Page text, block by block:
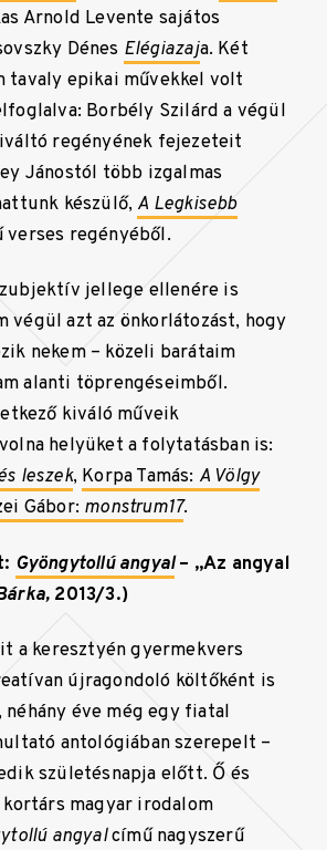
Arnold Levente sajátos
Dénes Elégiazaja. Két
tavaly epikai művekkel volt
Borbély Szilárd a végül
regényének fejezeteit
Jánostól több izgalmas
készülő, A Legkisebb
verses regényéből.
jellege ellenére is
végül azt az önkorlátozást, hogy
nekem – közeli barátaim
alanti töprengéseimből.
kiváló műveik
helyüket a folytatásban is:
leszek, Korpa Tamás: A Völgy
Gábor: monstrum17.
Gyöngytollú angyal– „Az angyal
2013/3.)
a keresztyén gyermekvers
újragondoló költőként is
éve még egy fiatal
antológiában szerepelt –
születésnapja előtt. Ő és
kortárs magyar irodalom
angyalcímű nagyszerű